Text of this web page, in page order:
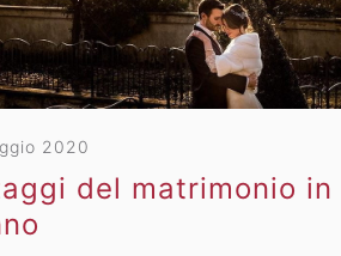
2020
del matrimonio in